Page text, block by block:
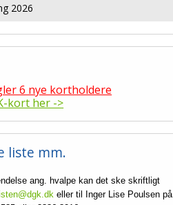
2026
6 nye kortholdere
kort her ->
liste mm.
ang. hvalpe kan det ske skriftligt
eller til Inger Lise Poulsen på